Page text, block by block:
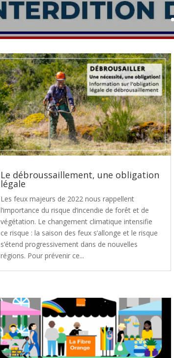
Le débroussaillement, une obligation
légale
Les feux majeurs de 2022 nous rappellent
l’importance du risque d’incendie de forêt et de
végétation. Le changement climatique intensifie
ce risque : la saison des feux s’allonge et le risque
s’étend progressivement dans de nouvelles
régions. Pour prévenir ce...